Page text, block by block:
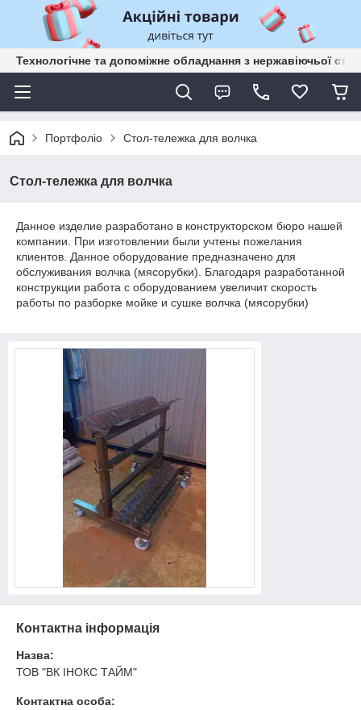
Технологічне та допоміжне обладнання з нержавіючьої
Портфоліо Стол-тележка для волчка
Стол-тележка для волчка
Данное изделие разработано в конструкторском бюро нашей
компании. При изготовлении были учтены пожелания
клиентов. Данное оборудование предназначено для
обслуживания волчка (мясорубки). Благодаря разработанной
конструкции работа с оборудованием увеличит скорость
работы по разборке мойке и сушке волчка (мясорубки)
Контактна інформація
Назва:
ТОВ "ВК ІНОКС ТАЙМ"
Контактна особа: